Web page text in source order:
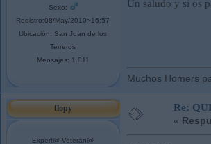
Sexo:
Registro:08/May/2010~16:57
Ubicación: San Juan de los
Terreros
Mensajes: 1.011
Un saludo y si os
Muchos Homers
flopy
Expert@-Veteran@
Re:
«